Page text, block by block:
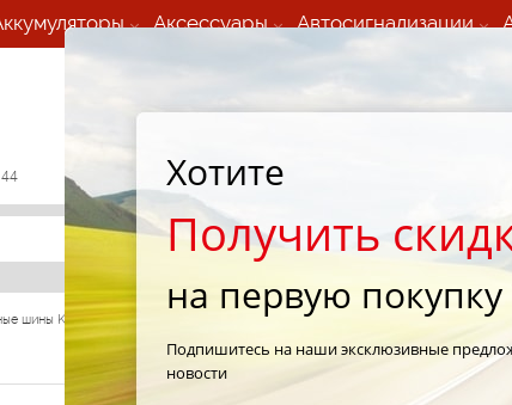
Аксессуары Автосигнализации
Мобильный шиномонтаж 24/7
шины Kama/ Евро-236 Кама Евро-236 185/65 R15 86H
Хотите
Получить
на первую покупку
Подпишитесь на наши эксклюзивные
новости